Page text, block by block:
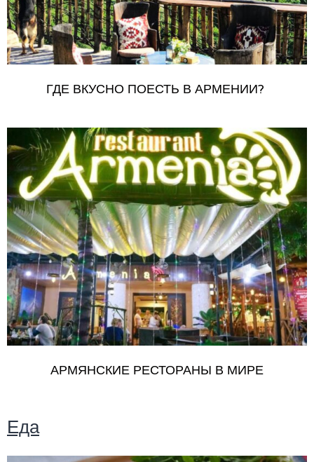
ГДЕ ВКУСНО ПОЕСТЬ В АРМЕНИИ?
АРМЯНСКИЕ РЕСТОРАНЫ В МИРЕ
Еда